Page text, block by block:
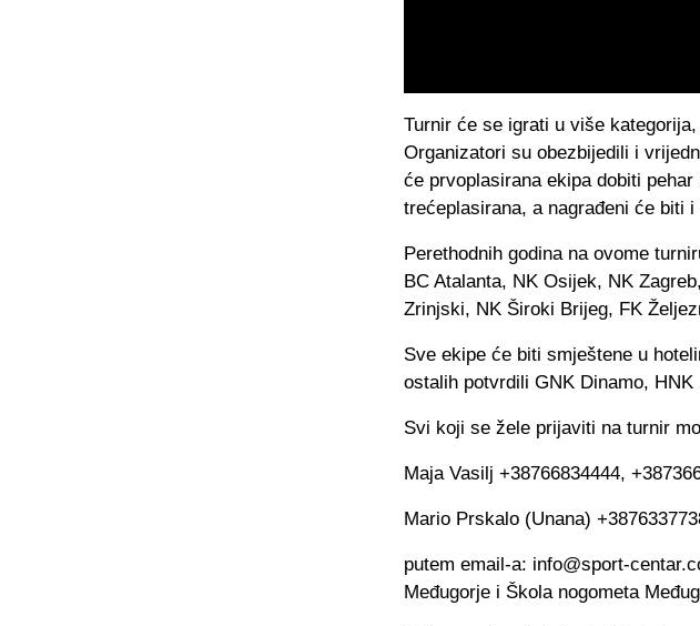
Turnir će se igrati u više
Organizatori su obezbijedili i
će prvoplasirana ekipa dobiti
trećeplasirana, a nagrađeni će biti
Perethodnih godina na ovome
BC Atalanta, NK Osijek, NK
Zrinjski, NK Široki Brijeg, FK
Sve ekipe će biti smještene u
ostalih potvrdili GNK Dinamo,
Svi koji se žele prijaviti na turnir
Maja Vasilj +38766834444,
Mario Prskalo (Unana)
putem email-a: info@sport-
Međugorje i Škola nogometa